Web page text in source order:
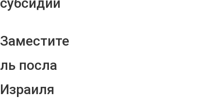
Заместите
ль посла
Израиля